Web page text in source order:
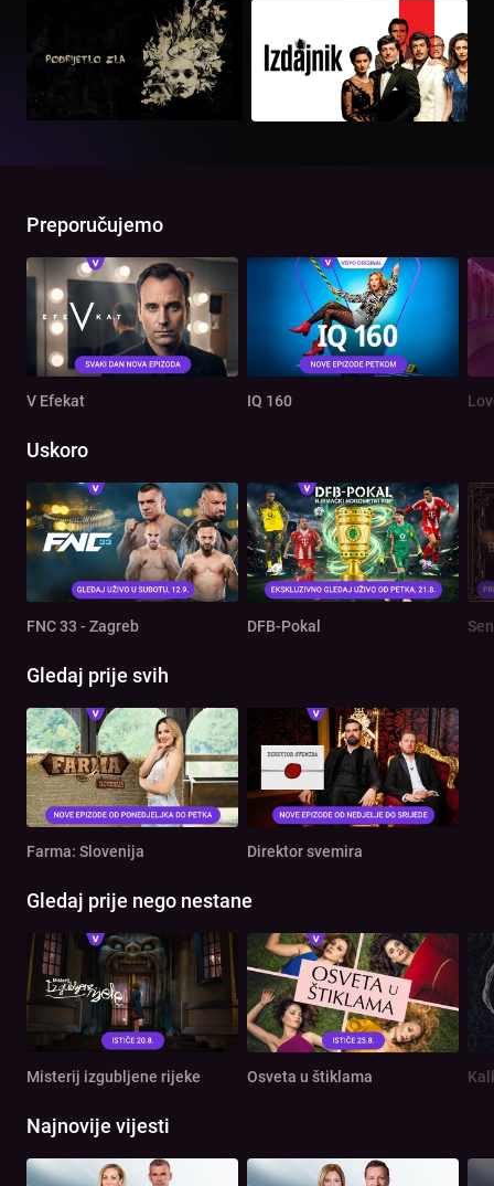
Preporučujemo
V Efekat IQ 160
Uskoro
FNC 33 - Zagreb DFB-Pokal
Gledaj prije svih
Farma: Slovenija Direktor svemira
Gledaj prije nego nestane
Misterij izgubljene rijeke Osveta u štiklama
Najnovije vijesti